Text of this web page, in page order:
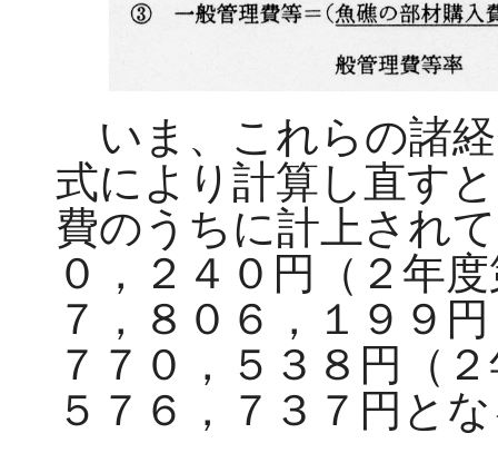
いま、これらの諸
式により計算し直す
費のうちに計上され
０，２４０円（２年
７，８０６，１９９
７７０，５３８円（
５７６，７３７円と